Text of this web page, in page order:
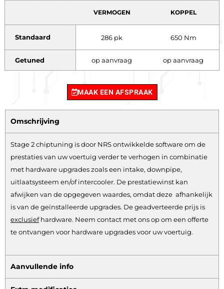
VERMOGEN KOPPEL
Standaard 286 pk 650 Nm
Getuned op aanvraag op aanvraag
MAAK EEN AFSPRAAK
Omschrijving
Stage 2 chiptuning is door NRS ontwikkelde software om de
prestaties van uw voertuig verder te verhogen in combinatie
met hardware upgrades zoals een intake, downpipe,
uitlaatsysteem en/of intercooler. De prestatiewinst kan
afwijken van de opgegeven waardes, omdat deze afhankelijk
is van de geïnstalleerde upgrades. De geadverteerde prijs is
exclusiefhardware. Neem contact met ons op om een offerte
te ontvangen voor hardware upgrades voor uw voertuig.
Aanvullende info